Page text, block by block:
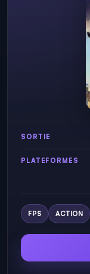
SORTIE
PLATEFORMES
FPS ACTION